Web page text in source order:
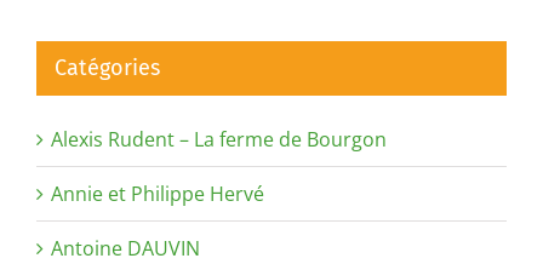
Catégories
Alexis Rudent – La ferme de Bourgon
Annie et Philippe Hervé
Antoine DAUVIN